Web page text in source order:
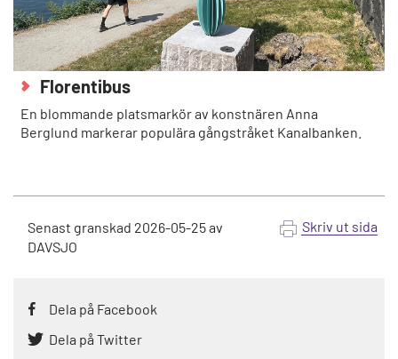
Florentibus
En blommande platsmarkör av konstnären Anna
Berglund markerar populära gångstråket Kanalbanken.
Senast granskad 2026-05-25av
DAVSJO
Skriv ut sida
Dela på Facebook
Dela på Twitter